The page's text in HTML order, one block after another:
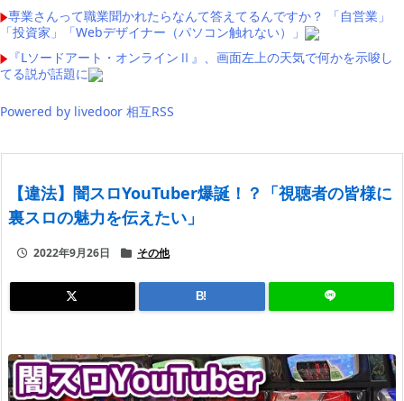
専業さんって職業聞かれたらなんて答えてるんですか？ 「自営業」
「投資家」「Webデザイナー（パソコン触れない）」
『Lソードアート・オンラインⅡ』、画面左上の天気で何かを示唆し
てる説が話題に
Powered by livedoor 相互RSS
【違法】闇スロYouTuber爆誕！？「視聴者の皆様に
裏スロの魅力を伝えたい」
2022年9月26日 その他
B!